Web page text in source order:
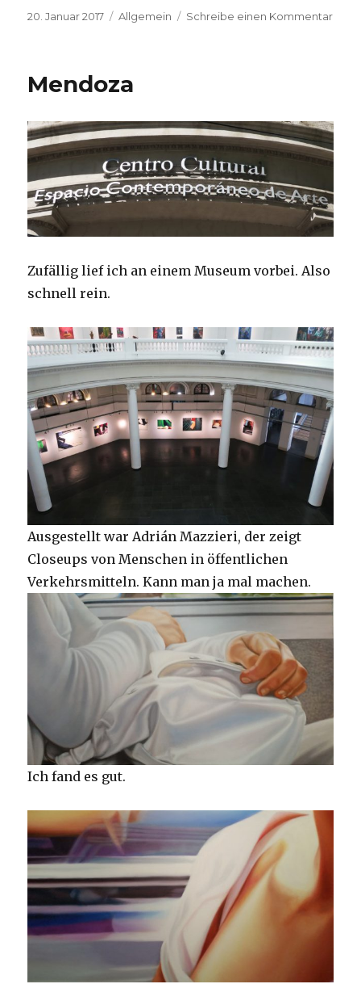
Veröffentlicht
20. Januar 2017 Kategorien
Allgemein Schreibe einen Kommentarzu
Mendoza
Zufällig lief ich an einem Museum vorbei. Also
schnell rein.
Ausgestellt war Adrián Mazzieri, der zeigt
Closeups von Menschen in öffentlichen
Verkehrsmitteln. Kann man ja mal machen.
Ich fand es gut.